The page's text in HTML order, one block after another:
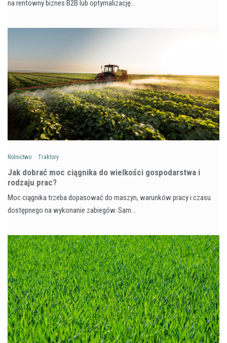
na rentowny biznes B2B lub optymalizację…
Rolnictwo Traktory
Jak dobrać moc ciągnika do wielkości gospodarstwa i
rodzaju prac?
Moc ciągnika trzeba dopasować do maszyn, warunków pracy i czasu
dostępnego na wykonanie zabiegów. Sam…